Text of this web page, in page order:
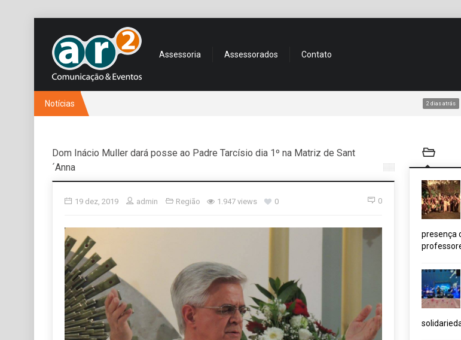
Assessoria Assessorados Contato
Notícias APAE
Dom Inácio Muller dará posse ao Padre Tarcísio dia 1º na Matriz de Sant
´Anna
19 dez, 2019 admin Região 1.947 views 0 0
presença